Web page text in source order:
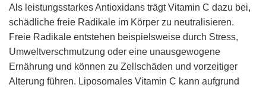
Als leistungsstarkes Antioxidans trägt Vitamin C dazu bei,
schädliche freie Radikale im Körper zu neutralisieren.
Freie Radikale entstehen beispielsweise durch Stress,
Umweltverschmutzung oder eine unausgewogene
Ernährung und können zu Zellschäden und vorzeitiger
Alterung führen. Liposomales Vitamin C kann aufgrund